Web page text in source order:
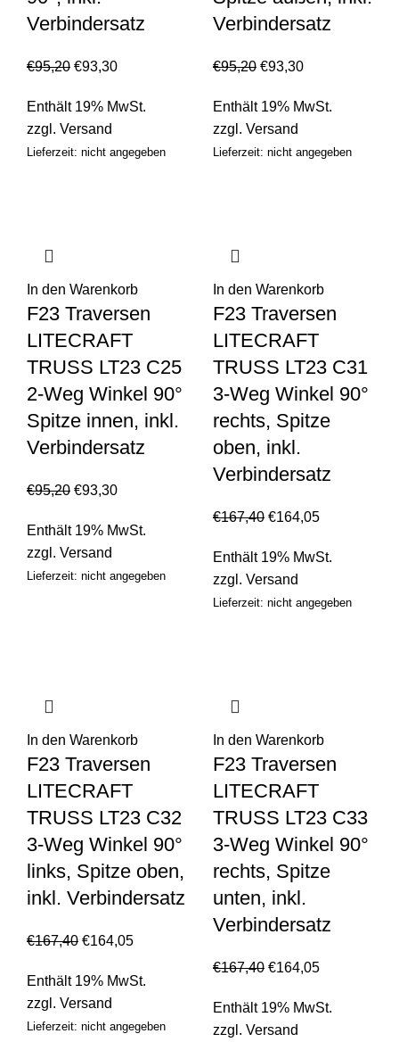
Verbindersatz
€95,20 €93,30
Enthält 19% MwSt.
zzgl. Versand
Lieferzeit: nicht angegeben
Verbindersatz
€95,20 €93,30
Enthält 19% MwSt.
zzgl. Versand
Lieferzeit: nicht angegeben
In den Warenkorb
F23 Traversen
LITECRAFT
TRUSS LT23 C25
2-Weg Winkel 90°
Spitze innen, inkl.
Verbindersatz
€95,20 €93,30
Enthält 19% MwSt.
zzgl. Versand
Lieferzeit: nicht angegeben
In den Warenkorb
F23 Traversen
LITECRAFT
TRUSS LT23 C31
3-Weg Winkel 90°
rechts, Spitze
oben, inkl.
Verbindersatz
€167,40 €164,05
Enthält 19% MwSt.
zzgl. Versand
Lieferzeit: nicht angegeben
In den Warenkorb
F23 Traversen
LITECRAFT
TRUSS LT23 C32
3-Weg Winkel 90°
links, Spitze oben,
inkl. Verbindersatz
€167,40 €164,05
Enthält 19% MwSt.
zzgl. Versand
Lieferzeit: nicht angegeben
In den Warenkorb
F23 Traversen
LITECRAFT
TRUSS LT23 C33
3-Weg Winkel 90°
rechts, Spitze
unten, inkl.
Verbindersatz
€167,40 €164,05
Enthält 19% MwSt.
zzgl. Versand